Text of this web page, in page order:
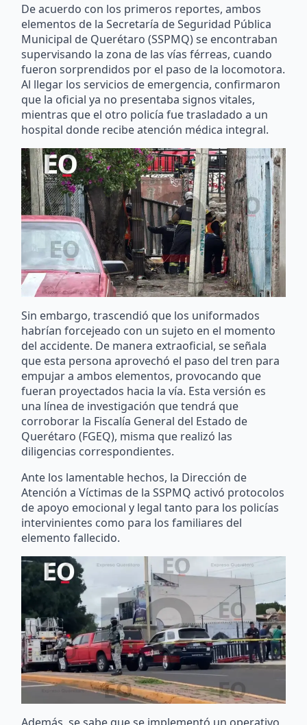
De acuerdo con los primeros reportes, ambos
elementos de la Secretaría de Seguridad Pública
Municipal de Querétaro (SSPMQ) se encontraban
supervisando la zona de las vías férreas, cuando
fueron sorprendidos por el paso de la locomotora.
Al llegar los servicios de emergencia, confirmaron
que la oficial ya no presentaba signos vitales,
mientras que el otro policía fue trasladado a un
hospital donde recibe atención médica integral.
Sin embargo, trascendió que los uniformados
habrían forcejeado con un sujeto en el momento
del accidente. De manera extraoficial, se señala
que esta persona aprovechó el paso del tren para
empujar a ambos elementos, provocando que
fueran proyectados hacia la vía. Esta versión es
una línea de investigación que tendrá que
corroborar la Fiscalía General del Estado de
Querétaro (FGEQ), misma que realizó las
diligencias correspondientes.
Ante los lamentable hechos, la Dirección de
Atención a Víctimas de la SSPMQ activó protocolos
de apoyo emocional y legal tanto para los policías
intervinientes como para los familiares del
elemento fallecido.